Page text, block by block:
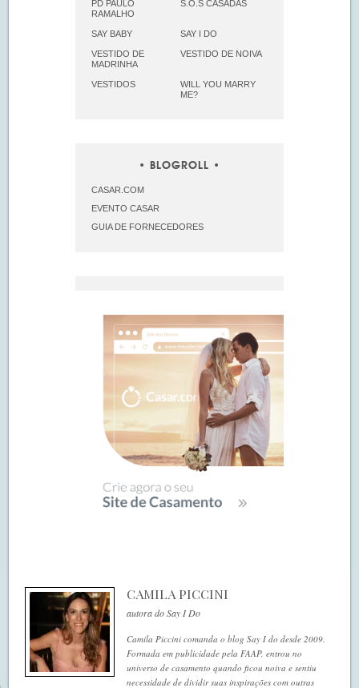
PD PAULO
RAMALHO
S.O.S CASADAS
SAY BABY SAY I DO
VESTIDO DE
MADRINHA
VESTIDO DE NOIVA
VESTIDOS
WILL YOU MARRY
ME?
BLOGROLL
CASAR.COM
EVENTO CASAR
GUIA DE FORNECEDORES
CAMILA PICCINI
autora do Say I Do
Camila Piccini comanda o blog Say I do desde 2009.
Formada em publicidade pela FAAP, entrou no
universo de casamento quando ficou noiva e sentiu
necessidade de dividir suas inspirações com outras